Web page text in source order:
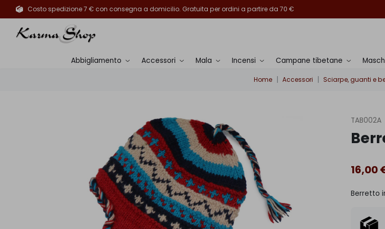
Costo spedizione 7 € con consegna a domicilio. Gratuita per ordini a partire da 70 €
Abbigliamento Accessori Mala Incensi Campane tibetane
Home Accessori Sciarpe, guanti e
TAB002A
16,00
Berretto